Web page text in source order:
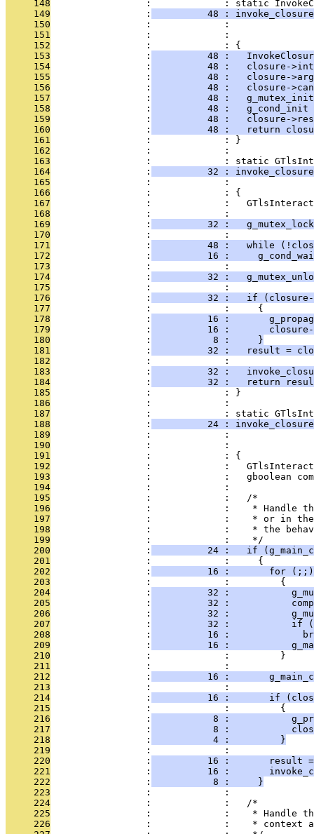
     148
:             : static
     149
                 :
48 :
     150
:             :
     151
:             :
     152
                 :             : {
     153
                 :
48 :
     154
                 :
48 :   closure-
     155
                 :
48 :   closure-
     156
                 :
48 :   closure-
     157
                 :
48 :
     158
                 :
48 :   g_cond_init
     159
                 :
48 :   closure-
     160
                 :
48 :   return
     161
                 :             : }
     162
                 :             :
     163
:             : static
     164
                 :
32 :
     165
:             :
     166
                 :             : {
     167
:             :
     168
                 :             :
     169
                 :
32 :
     170
                 :             :
     171
                 :
48 :   while
     172
                 :
16 :
     173
                 :             :
     174
                 :
32 :
     175
                 :             :
     176
                 :
32 :   if
     177
                 :             :     {
     178
                 :
16 :
     179
                 :
16 :
     180
                 :
           8 :     }
     181
                 :
32 :   result =
     182
                 :             :
     183
                 :
32 :
     184
                 :
32 :   return
     185
                 :             : }
     186
                 :             :
     187
:             : static
     188
                 :
24 :
     189
:             :
     190
:             :
     191
                 :             : {
     192
:             :
     193
:             :   gboolean
     194
                 :             :
     195
                 :             :   /*
     196
:             :    * Handle
     197
:             :    * or in
     198
:             :    * the
     199
                 :             :    */
     200
                 :
24 :   if
     201
                 :             :     {
     202
                 :
          16 :       for (;;)
     203
                 :             :         {
     204
                 :
32 :
     205
                 :
32 :
     206
                 :
32 :
     207
                 :
32 :           if
     208
                 :
16 :
     209
                 :
16 :
     210
                 :             :         }
     211
                 :             :
     212
                 :
16 :
     213
                 :             :
     214
                 :
16 :       if
     215
                 :             :         {
     216
                 :
8 :
     217
                 :
8 :
     218
                 :
           4 :         }
     219
                 :             :
     220
                 :
16 :       result
     221
                 :
16 :
     222
                 :
           8 :     }
     223
                 :             :
     224
                 :             :   /*
     225
:             :    * Handle
     226
:             :    * context